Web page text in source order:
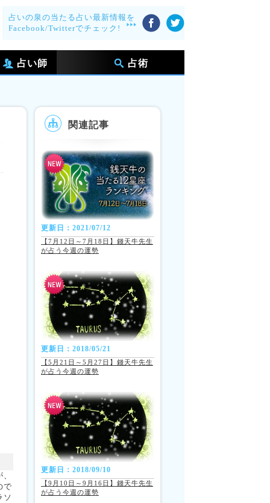
占いの泉の当たる占い最新情報を
Facebook/Twitterでチェック!
占い師 占術
で
ソ
関連記事
更新日：2021/07/12
【7月12日～7月18日】錢天牛先生
が占う今週の運勢
更新日：2018/05/21
【5月21日～5月27日】錢天牛先生
が占う今週の運勢
更新日：2018/09/10
【9月10日～9月16日】錢天牛先生
が占う今週の運勢